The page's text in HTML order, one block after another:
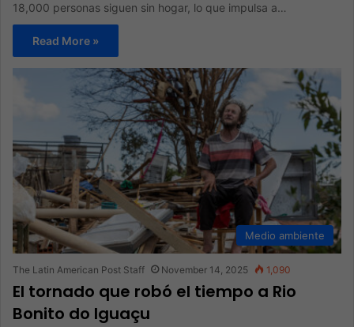
18,000 personas siguen sin hogar, lo que impulsa a…
Read More »
Medio ambiente
The Latin American Post Staff November 14, 2025 1,090
El tornado que robó el tiempo a Rio
Bonito do Iguaçu